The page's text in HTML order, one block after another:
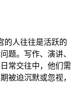
的人往往是活跃的
题。写作、演讲、
常交往中，他们需
被迫沉默或忽视，